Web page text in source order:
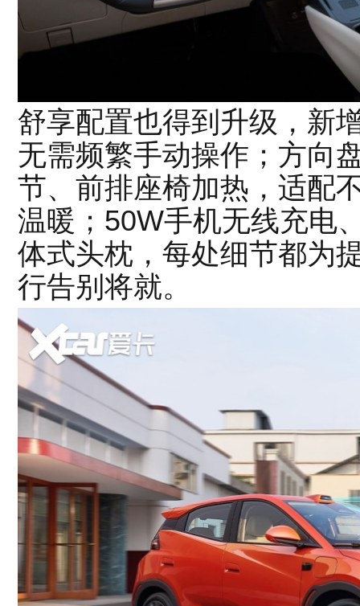
舒享配置也得到升级，新
无需频繁手动操作；方向
节、前排座椅加热，适配
温暖；50W手机无线充电
体式头枕，每处细节都为
行告别将就。